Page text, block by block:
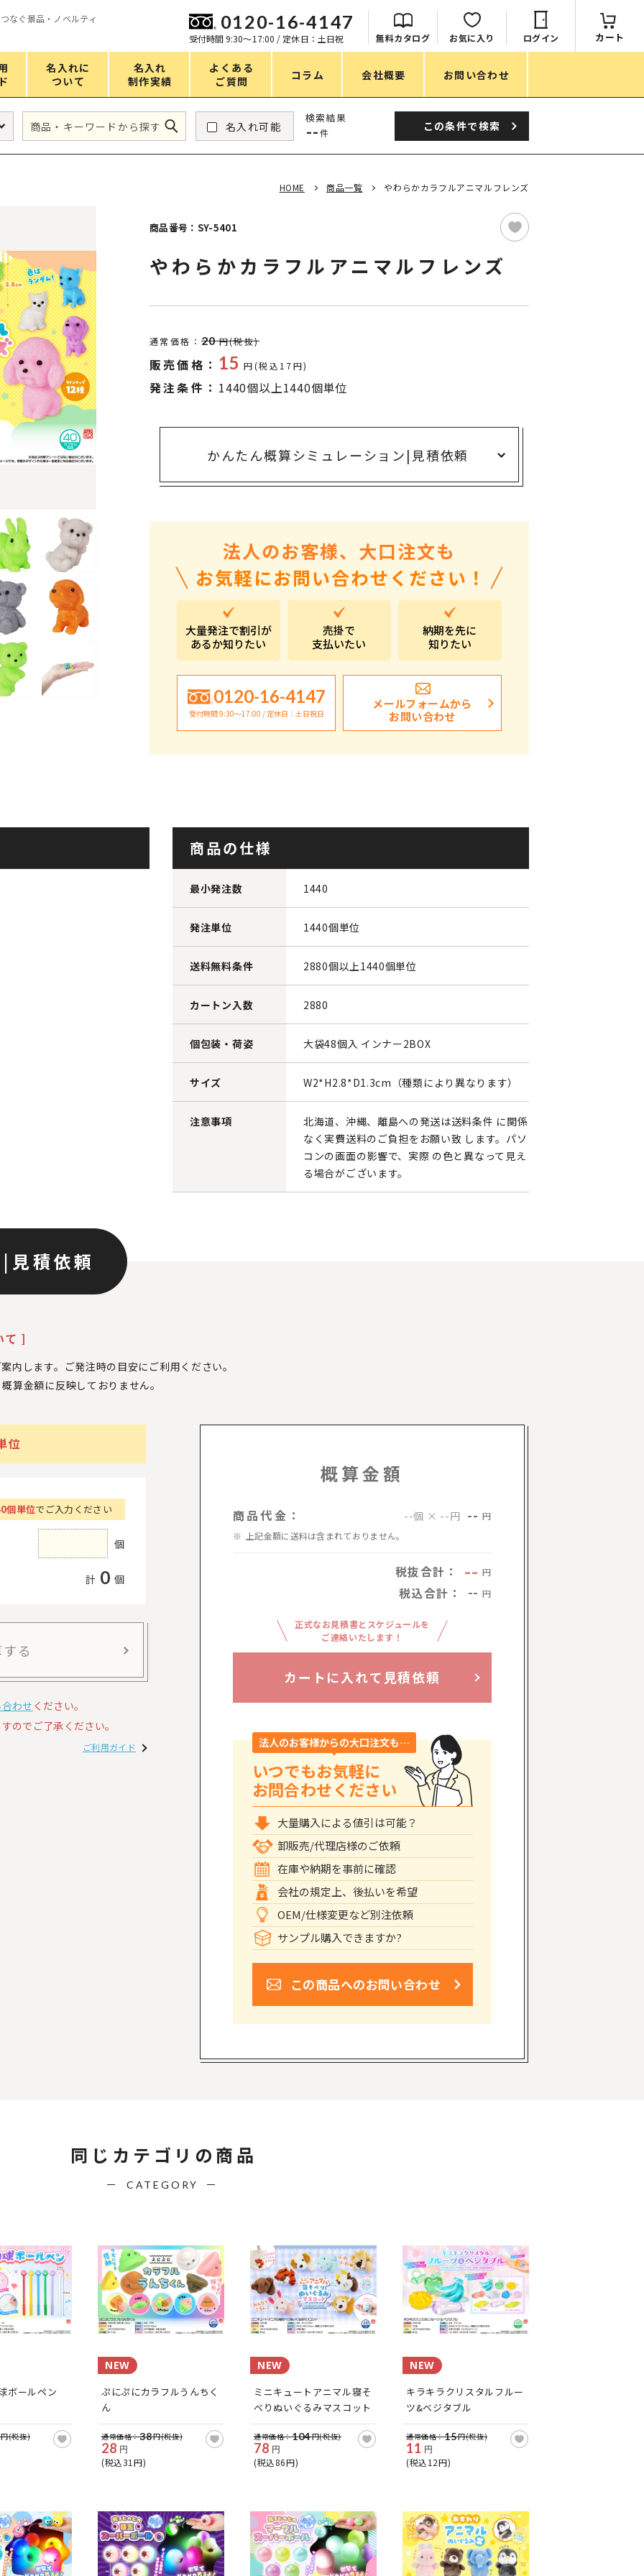
なぐ景品・ノベルティ
0120-16-4147
受付時間 9:30〜17:00 / 定休日：土日祝 無料カタログ お気に入り ログイン カート
名入れに
ついて
名入れ
制作実績
よくある
ご質問
コラム 会社概要 お問い合わせ
スマホ・PCグッズ
コスメグッズ
食品・スイーツ
タオル・ハンカチ
傘・レイングッズ
UVケア
バッグ&ポーチ
キャラクター雑貨
すべてのカテゴリ
価格
151～200円
251～300円
3,000～5,000円
5,000円～
目的・シーン
kanakono
展示会・イベント特集
安全大会ノベルティ・記念品特集
粗品・営業配布
入学・卒業記念品
オープン・開業・開院
ポストイン
ばらまき、ショップイベント向け粗品・ノベ
ルティ
名入れ可能
検索結果
-- 件 この条件で検索
HOME 商品一覧 やわらかカラフルアニマルフレンズ
商品番号：SY-5401
やわらかカラフルアニマルフレンズ
通常価格： 20 円(税抜)
販売価格： 15 円(税込17円)
発注条件： 1440個以上1440個単位
かんたん概算シミュレーション| 見積依頼
法人のお客様、大口注文も
お気軽にお問い合わせください！
大量発注で割引が
あるか知りたい
売掛で
支払いたい
納期を先に
知りたい
0120-16-4147
受付時間 9:30〜17:00 / 定休日：土日祝日
メールフォームから
お問い合わせ
商品の仕様
最小発注数 1440
発注単位 1440個単位
送料無料条件 2880個以上1440個単位
カートン入数 2880
個包装・荷姿 大袋48個入 インナー2BOX
サイズ W2*H2.8*D1.3cm（種類により異なります）
注意事項
北海道、沖縄、離島への発送は送料条件 に関係
なく実費送料のご負担をお願い致 します。パソ
コンの画面の影響で、実際 の色と異なって見え
る場合がございます。
| 見積依頼
て ]
内します。ご発注時の目安にご利用ください。
概算金額に反映しておりません。
位
個単位でご入力ください
個
計 0 個
る
わせ ください。
のでご了承ください。
ご利用ガイド
概算金額
商品代金： --個 × --円 -- 円
上記金額に送料は含まれておりません。
税抜合計： -- 円
税込合計： -- 円
正式なお見積書とスケジュールを
ご連絡いたします！
カートに入れて見積依頼
法人のお客様からの大口注文も…
いつでもお気軽に
お問合わせください
大量購入による値引は可能？
卸販売/代理店様のご依頼
在庫や納期を事前に確認
会社の規定上、後払いを希望
OEM/仕様変更など別注依頼
サンプル購入できますか?
この商品へのお問い合わせ
同じカテゴリの商品
CATEGORY
ボールペン
円(税抜)
NEW
ぷにぷにカラフルうんちく
ん
通常価格：38円(税抜)
28 円
(税込31円)
NEW
ミニキュートアニマル寝そ
べりぬいぐるみマスコット
通常価格：104円(税抜)
78 円
(税込86円)
NEW
キラキラクリスタルフルー
ツ&ベジタブル
通常価格：15円(税抜)
11 円
(税込12円)